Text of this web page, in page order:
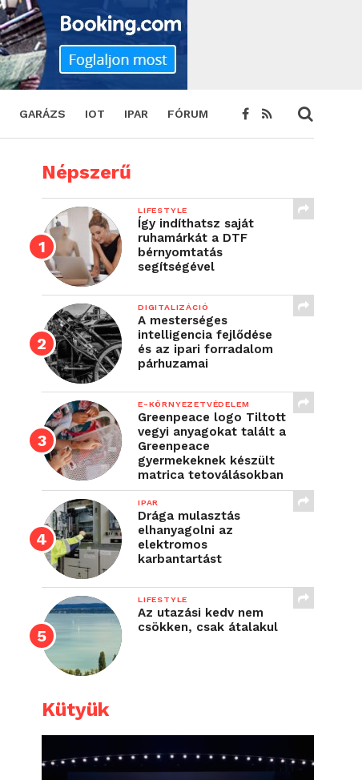
GARÁZS IOT IPAR FÓRUM
Népszerű
LIFESTYLE
Így indíthatsz saját
ruhamárkát a DTF
bérnyomtatás
segítségével
DIGITALIZÁCIÓ
A mesterséges
intelligencia fejlődése
és az ipari forradalom
párhuzamai
E-KÖRNYEZETVÉDELEM
Greenpeace logo Tiltott
vegyi anyagokat talált a
Greenpeace
gyermekeknek készült
matrica tetoválásokban
IPAR
Drága mulasztás
elhanyagolni az
elektromos
karbantartást
LIFESTYLE
Az utazási kedv nem
csökken, csak átalakul
Kütyük